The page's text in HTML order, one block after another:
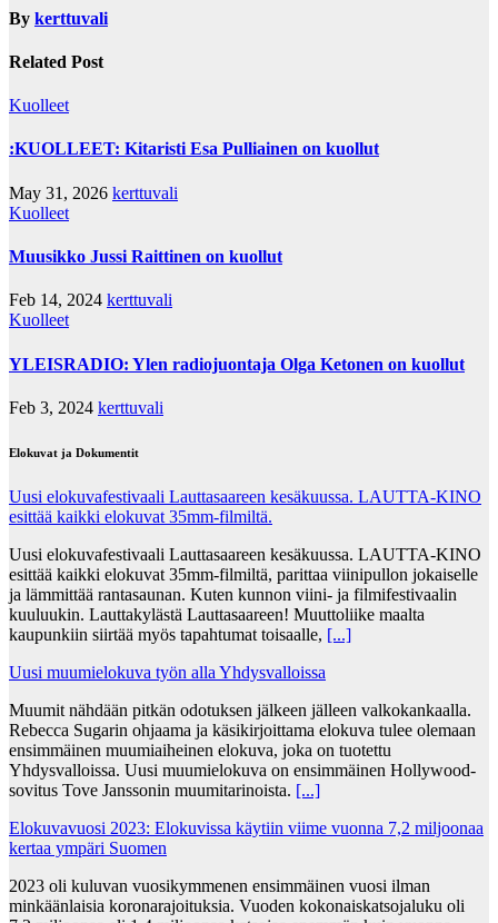
By kerttuvali
Related Post
Kuolleet
:KUOLLEET: Kitaristi Esa Pulliainen on kuollut
May 31, 2026 kerttuvali
Kuolleet
Muusikko Jussi Raittinen on kuollut
Feb 14, 2024 kerttuvali
Kuolleet
YLEISRADIO: Ylen radiojuontaja Olga Ketonen on kuollut
Feb 3, 2024 kerttuvali
Elokuvat ja Dokumentit
Uusi elokuvafestivaali Lauttasaareen kesäkuussa. LAUTTA-KINO
esittää kaikki elokuvat 35mm-filmiltä.
Uusi elokuvafestivaali Lauttasaareen kesäkuussa. LAUTTA-KINO
esittää kaikki elokuvat 35mm-filmiltä, parittaa viinipullon jokaiselle
ja lämmittää rantasaunan. Kuten kunnon viini- ja filmifestivaalin
kuuluukin. Lauttakylästä Lauttasaareen! Muuttoliike maalta
kaupunkiin siirtää myös tapahtumat toisaalle, [...]
Uusi muumielokuva työn alla Yhdysvalloissa
Muumit nähdään pitkän odotuksen jälkeen jälleen valkokankaalla.
Rebecca Sugarin ohjaama ja käsikirjoittama elokuva tulee olemaan
ensimmäinen muumiaiheinen elokuva, joka on tuotettu
Yhdysvalloissa. Uusi muumielokuva on ensimmäinen Hollywood-
sovitus Tove Janssonin muumitarinoista. [...]
Elokuvavuosi 2023: Elokuvissa käytiin viime vuonna 7,2 miljoonaa
kertaa ympäri Suomen
2023 oli kuluvan vuosikymmenen ensimmäinen vuosi ilman
minkäänlaisia koronarajoituksia. Vuoden kokonaiskatsojaluku oli